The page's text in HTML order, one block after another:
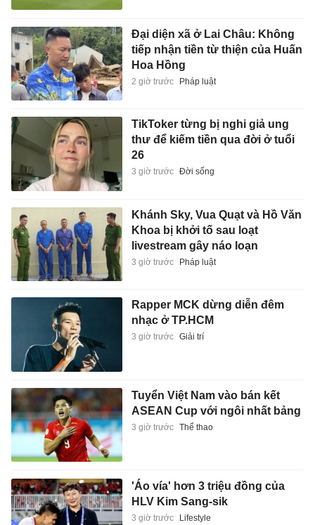
Đại diện xã ở Lai Châu: Không
tiếp nhận tiền từ thiện của Huấn
Hoa Hồng
2 giờ trước Pháp luật
TikToker từng bị nghi giả ung
thư để kiếm tiền qua đời ở tuổi
26
3 giờ trước Đời sống
Khánh Sky, Vua Quạt và Hồ Văn
Khoa bị khởi tố sau loạt
livestream gây náo loạn
3 giờ trước Pháp luật
Rapper MCK dừng diễn đêm
nhạc ở TP.HCM
3 giờ trước Giải trí
Tuyển Việt Nam vào bán kết
ASEAN Cup với ngôi nhất bảng
3 giờ trước Thể thao
'Áo vía' hơn 3 triệu đồng của
HLV Kim Sang-sik
3 giờ trước Lifestyle